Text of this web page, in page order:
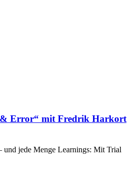
& Error“ mit Fredrik Harkort
und jede Menge Learnings: Mit Trial